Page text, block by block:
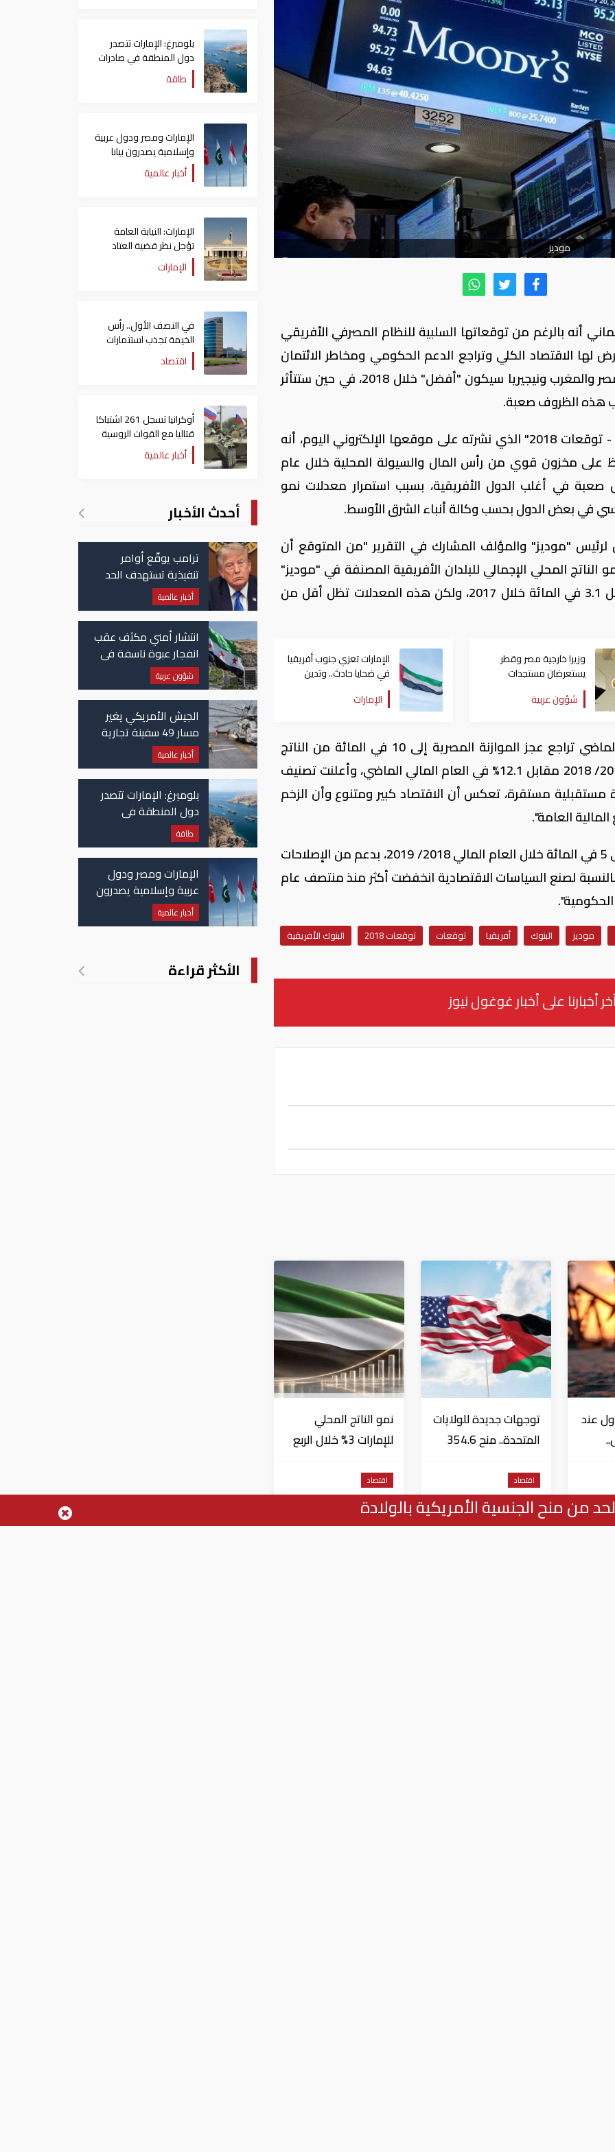
موديز
أنه بالرغم من توقعاتها السلبية للنظام المصرفي الأفريقي
لها الاقتصاد الكلي وتراجع الدعم الحكومي ومخاطر الائتمان
السيادي، إلا أن أداء القطاع المصرفي في مصر والمغرب ونيجيريا سيكون "أفضل" خلال 2018، في حين ستتأثر
هذه الظروف صعبة.
وذكرت "موديز"، في تقرير "البنوك - أفريقيا - توقعات 2018" الذي نشرته على موقعها الإلكتروني اليوم، أنه
على مخزون قوي من رأس المال والسيولة المحلية خلال عام
صعبة في أغلب الدول الأفريقية، بسبب استمرار معدلات نمو
في بعض الدول بحسب وكالة أنباء الشرق الأوسط.
لرئيس "موديز" والمؤلف المشارك في التقرير "من المتوقع أن
المحلي الإجمالي للبلدان الأفريقية المصنفة في "موديز"
إلى 3.9 في المائة خلال العام المقبل مقابل 3.1 في المائة خلال 2017، ولكن هذه المعدلات تظل أقل من
وزيرا خارجية مصر وقطر
يستعرضان مستجدات
التحركات الإقليمية
شؤون عربية
الإمارات تعزي جنوب أفريقيا
في ضحايا حادث.. وتدين
الهجوم العدواني على
الكويت
الإمارات
وكانت وكالة "موديز" توقعت في سبتمبر الماضي تراجع عجز الموازنة المصرية إلى 10 في المائة من الناتج
المحلي الإجمالي في العام المالي الجاري 2017/ 2018 مقابل 12.1% في العام المالي الماضي، وأعلنت تصنيف
مستقبلية مستقرة، تعكس أن الاقتصاد كبير ومتنوع وأن الزخم
العامة".
كما توقعت تسارع نمو الاقتصاد المصري إلى 5 في المائة خلال العام المالي 2018/ 2019، بدعم من الإصلاحات
لصنع السياسات الاقتصادية انخفضت أكثر منذ منتصف عام
موديز البنوك أفريقيا توقعات توقعات 2018
البنوك الأفريقية
أخبارنا على أخبار غوغول نيوز
عند
توجهات جديدة للولايات
المتحدة.. منح 354.6
إلى الأردن
اقتصاد
نمو الناتج المحلي
للإمارات 3% خلال الربع
اقتصاد
بلومبرغ: الإمارات تتصدر
دول المنطقة في صادرات
النفط عبر مضيق هرمز
طاقة
الإمارات ومصر ودول عربية
وإسلامية يصدرون بيانا
مشتركا بشأن الانتهاكات
الإسرائيلية في غزة
أخبار عالمية
الإمارات: النيابة العامة
تؤجل نظر قضية العتاد
العسكري للسودان
الإمارات
في النصف الأول.. رأس
الخيمة تجذب استثمارات
تتجاوز 771 مليون درهماقتصاد
أوكرانيا تسجل 261 اشتباكا
قتاليا مع القوات الروسية
أخبار عالمية
أحدث الأخبار
ترامب يوقّع أوامر
تنفيذية تستهدف الحد
من منح الجنسية
الأمريكية بالولادة
أخبار عالمية
انتشار أمني مكثف عقب
انفجار عبوة ناسفة في
حافلة ركاب في سوريا
شؤون عربية
الجيش الأمريكي يغير
مسار 49 سفينة تجارية
في مضيق هرمز
أخبار عالمية
بلومبرغ: الإمارات تتصدر
دول المنطقة في
صادرات النفط عبر مضيق
هرمز
طاقة
الإمارات ومصر ودول
عربية وإسلامية يصدرون
بيانا مشتركا بشأن
الانتهاكات الإسرائيلية
أخبار عالمية
الأكثر قراءة
من منح الجنسية الأمريكية بالولادة